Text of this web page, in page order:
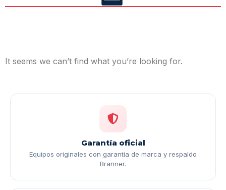
It seems we can’t find what you’re looking for.
Garantía oficial
Equipos originales con garantía de marca y respaldo
Branner.